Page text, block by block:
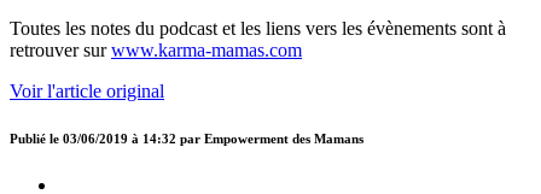
Toutes les notes du podcast et les liens vers les évènements sont à
retrouver surwww.karma-mamas.com
Voir l'article original
Publié le 03/06/2019 à 14:32 par Empowerment des Mamans